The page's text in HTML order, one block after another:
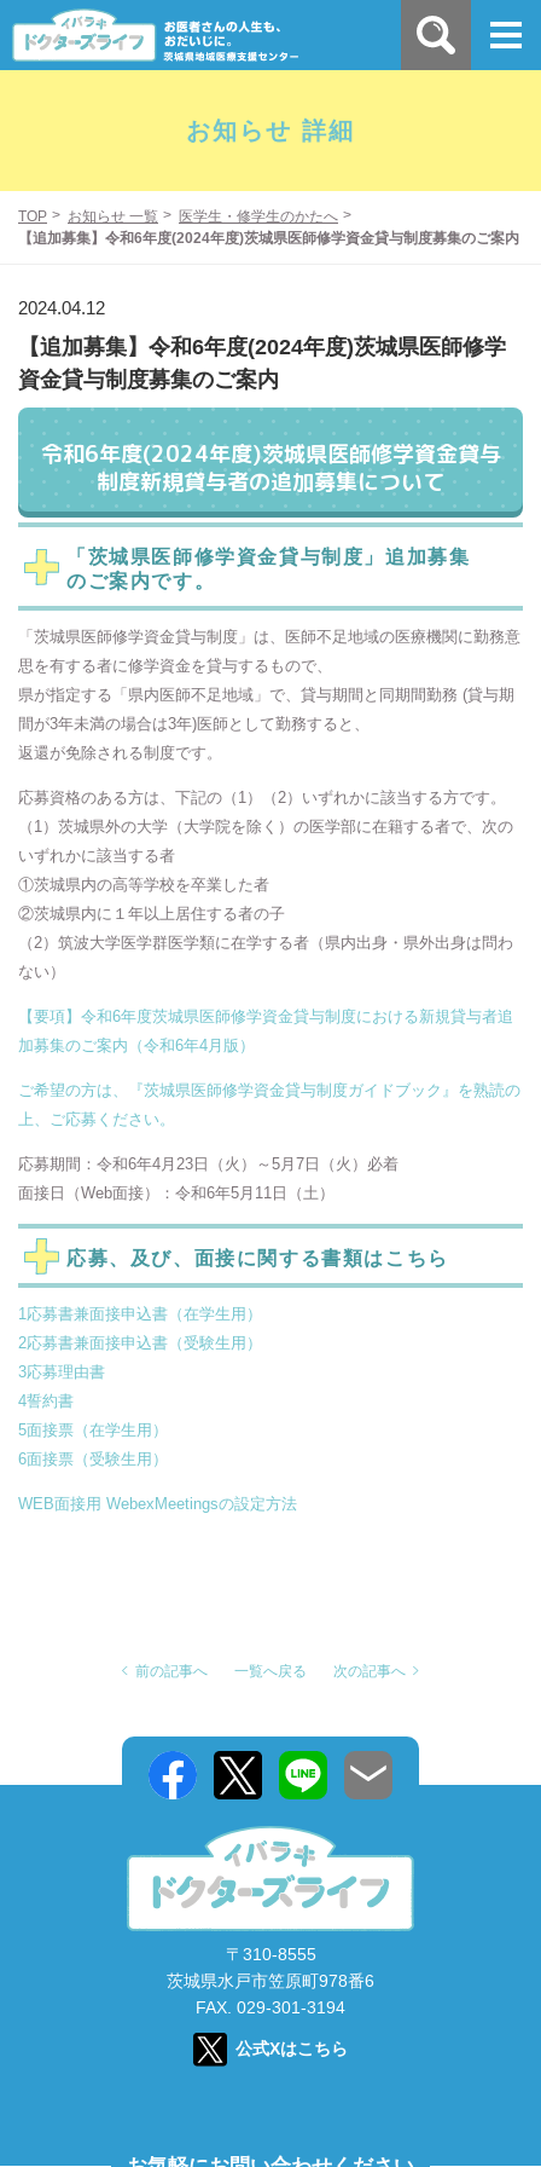
お知らせ 詳細
TOP お知らせ 一覧
医学生・修学生のかたへ
【追加募集】令和6年度(2024年度)茨城県医師修学資金貸与制度募集のご案内
2024.04.12
【追加募集】令和6年度(2024年度)茨城県医師修学
資金貸与制度募集のご案内
令和6年度(2024年度)茨城県医師修学資金貸与
制度新規貸与者の追加募集について
「茨城県医師修学資金貸与制度」追加募集
のご案内です。
「茨城県医師修学資金貸与制度」は、医師不足地域の医療機関に勤務意
思を有する者に修学資金を貸与するもので、
県が指定する「県内医師不足地域」で、貸与期間と同期間勤務 (貸与期
間が3年未満の場合は3年)医師として勤務すると、
返還が免除される制度です。
応募資格のある方は、下記の（1）（2）いずれかに該当する方です。
（1）茨城県外の大学（大学院を除く）の医学部に在籍する者で、次の
いずれかに該当する者
①茨城県内の高等学校を卒業した者
②茨城県内に１年以上居住する者の子
（2）筑波大学医学群医学類に在学する者（県内出身・県外出身は問わ
ない）
【要項】令和6年度茨城県医師修学資金貸与制度における新規貸与者追
加募集のご案内（令和6年4月版）
ご希望の方は、『茨城県医師修学資金貸与制度ガイドブック』を熟読の
上、ご応募ください。
応募期間：令和6年4月23日（火）～5月7日（火）必着
面接日（Web面接）：令和6年5月11日（土）
応募、及び、面接に関する書類はこちら
1応募書兼面接申込書（在学生用）
2応募書兼面接申込書（受験生用）
3応募理由書
4誓約書
5面接票（在学生用）
6面接票（受験生用）
WEB面接用 WebexMeetingsの設定方法
前の記事へ 一覧へ戻る 次の記事へ
〒310-8555
茨城県水戸市笠原町978番6
FAX. 029-301-3194
公式Xはこちら